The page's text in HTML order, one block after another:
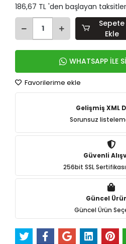
186,67 TL 'den başlayan
Sepete
Ekle
WHATSAPP İLE
Favorilerime ekle
Gelişmiş XML
Sorunsuz
Güvenli
256bit SSL
Güncel
Güncel Ürün